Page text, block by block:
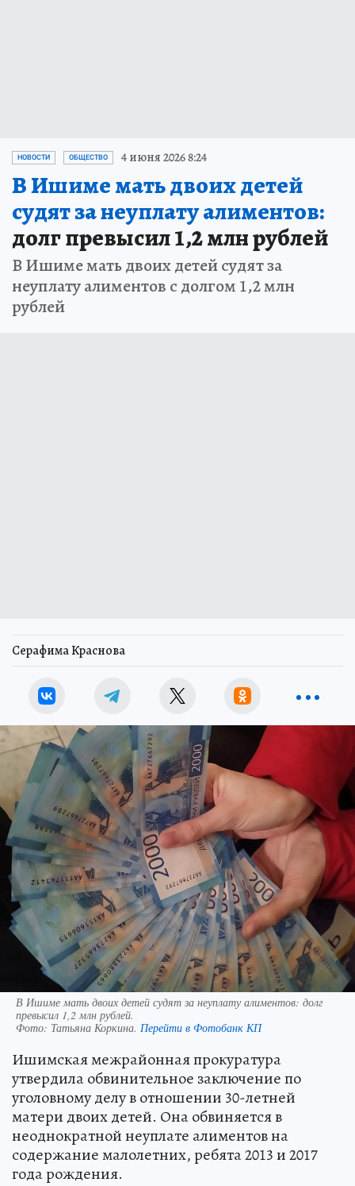
НОВОСТИ ОБЩЕСТВО 4 июня 2026 8:24
В Ишиме мать двоих детей
судят за неуплату алиментов:
долг превысил 1,2 млн рублей
В Ишиме мать двоих детей судят за
неуплату алиментов с долгом 1,2 млн
рублей
Серафима Краснова
В Ишиме мать двоих детей судят за неуплату алиментов: долг
превысил 1,2 млн рублей.
Фото: Татьяна Коркина. Перейти в Фотобанк КП
Ишимская межрайонная прокуратура
утвердила обвинительное заключение по
уголовному делу в отношении 30-летней
матери двоих детей. Она обвиняется в
неоднократной неуплате алиментов на
содержание малолетних, ребята 2013 и 2017
года рождения.